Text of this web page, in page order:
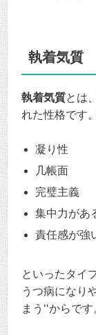
執着気質
執着気質とは
れた性格です
凝り性
几帳面
完璧主義
集中力があ
責任感が強
といったタイ
うつ病になり
まう‘‘からです